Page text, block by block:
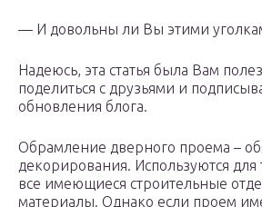
— И довольны ли Вы этими
Надеюсь, эта статья была Вам
поделиться с друзьями и
обновления блога.
Обрамление дверного проема –
декорирования. Используются для
все имеющиеся строительные
материалы. Однако если проем